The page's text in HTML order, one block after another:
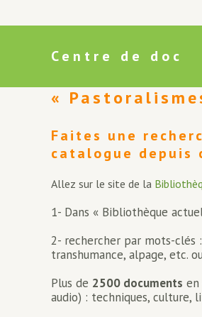
Centre de doc
«
Faites une
catalogue depuis
Allez sur le site de la
1- Dans « Bibliothèque
2- rechercher par mots-clés
transhumance, alpage, etc.
Plus de 2500 documents en
audio) : techniques, culture,